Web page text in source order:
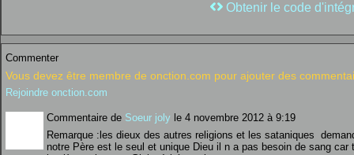
Obtenir le code
Commenter
Vous devez être membre de onction.com pour ajouter des
Rejoindre onction.com
Commentaire de Soeur joly le 4 novembre 2012 à 9:19
Remarque :les dieux des autres religions et les sataniques
notre Père est le seul et unique Dieu il n a pas besoin de sang